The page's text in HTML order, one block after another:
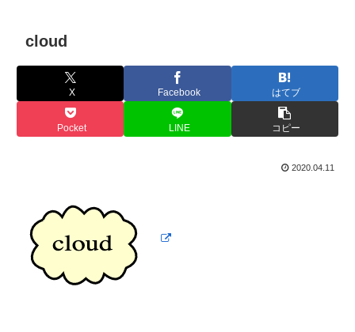
cloud
X Facebook はてブ
Pocket LINE コピー
2020.04.11